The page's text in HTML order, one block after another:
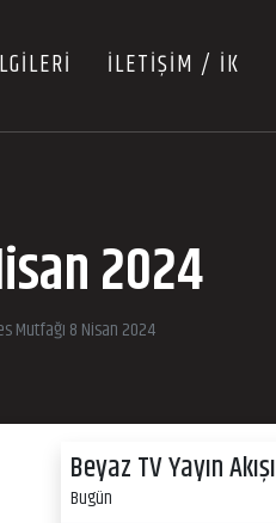
İLETİŞİM / İK
2024
Mutfağı 8 Nisan 2024
Beyaz TV Yayın Akışı
Bugün